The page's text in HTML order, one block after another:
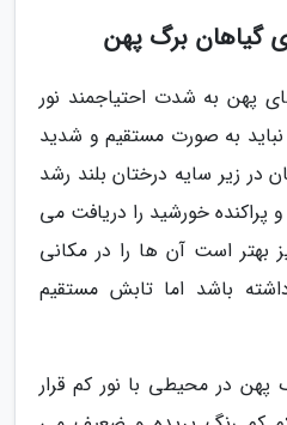
گیاهان برگ پهن
پهن به شدت احتیاجمند نور
به صورت مستقیم و شدید
در زیر سایه درختان بلند رشد
پراکنده خورشید را دریافت می
بهتر است آن ها را در مکانی
باشد اما تابش مستقیم
پهن در محیطی با نور کم قرار